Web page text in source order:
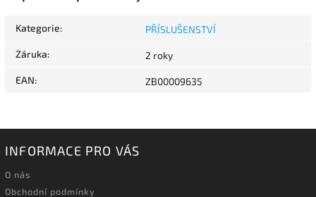
Kategorie: PŘÍSLUŠENSTVÍ
Záruka: 2 roky
EAN: ZB00009635
INFORMACE PRO VÁS
O nás
Obchodní podmínky